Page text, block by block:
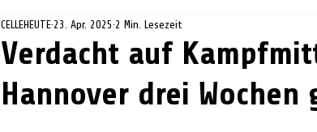
Verdacht auf
Hannover drei Wochen
CELLEHEUTE 23. Apr. 2025 2 Min. Lesezeit